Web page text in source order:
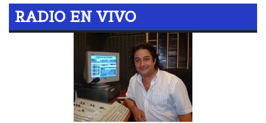
RADIO EN VIVO